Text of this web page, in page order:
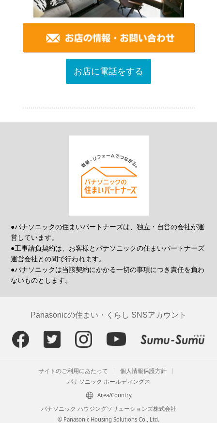
お店に電話をする
●パナソニックの住まいパートナーズは、独立・自営の会社が運
営しています。
●工事請負契約は、お客様とパナソニックの住まいパートナーズ
運営会社との間で行われます。
●パナソニックは当該契約にかかる一切の事項につき責任を負わ
ないものとします。
Panasonicの住まい・くらし SNSアカウント
サイトのご利用にあたって
個人情報保護方針
パナソニック ホールディングス
Area/Country
パナソニック ハウジングソリューションズ株式会社
© Panasonic Housing Solutions Co., Ltd.